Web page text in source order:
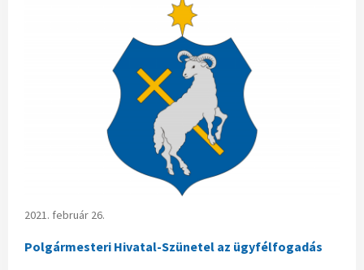
2021. február 26.
Polgármesteri Hivatal-Szünetel az ügyfélfogadás